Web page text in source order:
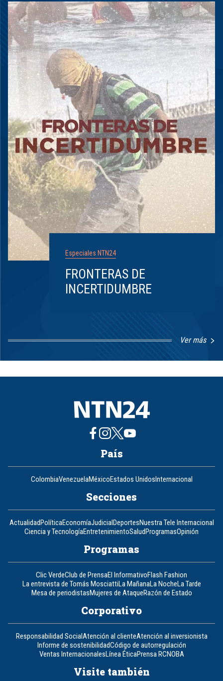
Especiales NTN24
FRONTERAS DE
INCERTIDUMBRE
Ver más
1
8
País
ColombiaVenezuelaMéxicoEstados UnidosInternacional
Secciones
ActualidadPolíticaEconomíaJudicialDeportesNuestra Tele Internacional
Ciencia y TecnologíaEntretenimientoSaludProgramasOpinión
Programas
Clic VerdeClub de PrensaEl InformativoFlash Fashion
La entrevista de Tomás MosciattiLa MañanaLa NocheLa Tarde
Mesa de periodistasMujeres de AtaqueRazón de Estado
Corporativo
Responsabilidad SocialAtención al clienteAtención al inversionista
Informe de sostenibilidadCódigo de autorregulación
Ventas InternacionalesLínea ÉticaPrensa RCNOBA
Visite también